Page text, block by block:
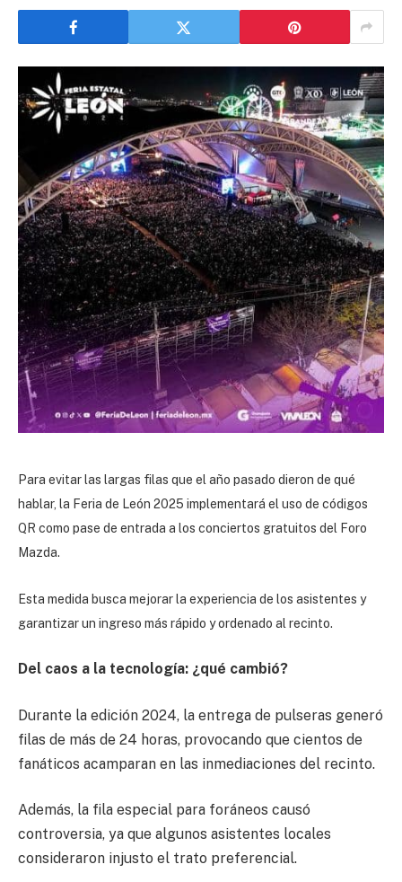
Para evitar las largas filas que el año pasado dieron de qué
hablar, la Feria de León 2025 implementará el uso de códigos
QR como pase de entrada a los conciertos gratuitos del Foro
Mazda.
Esta medida busca mejorar la experiencia de los asistentes y
garantizar un ingreso más rápido y ordenado al recinto.
Del caos a la tecnología: ¿qué cambió?
Durante la edición 2024, la entrega de pulseras generó
filas de más de 24 horas, provocando que cientos de
fanáticos acamparan en las inmediaciones del recinto.
Además, la fila especial para foráneos causó
controversia, ya que algunos asistentes locales
consideraron injusto el trato preferencial.